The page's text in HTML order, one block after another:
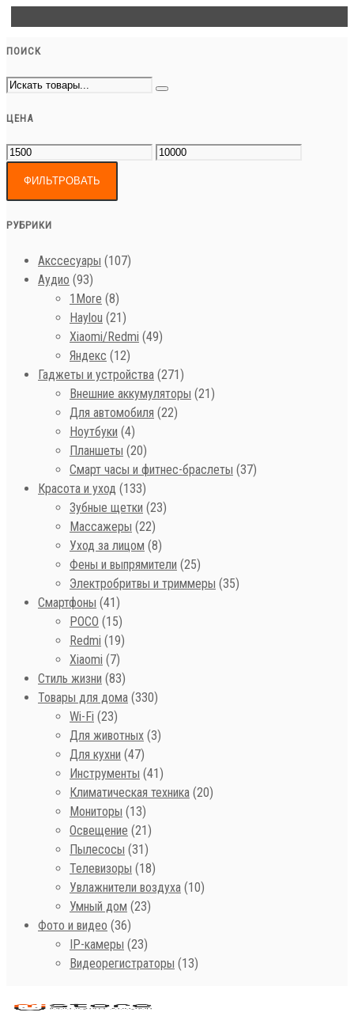
ПОИСК
ЦЕНА
ФИЛЬТРОВАТЬ
РУБРИКИ
Акссесуары (107)
Аудио (93)
1More (8)
Haylou (21)
Xiaomi/Redmi (49)
Яндекс (12)
Гаджеты и устройства (271)
Внешние аккумуляторы (21)
Для автомобиля (22)
Ноутбуки (4)
Планшеты (20)
Смарт часы и фитнес-браслеты (37)
Красота и уход (133)
Зубные щетки (23)
Массажеры (22)
Уход за лицом (8)
Фены и выпрямители (25)
Электробритвы и триммеры (35)
Смартфоны (41)
POCO (15)
Redmi (19)
Xiaomi (7)
Стиль жизни (83)
Товары для дома (330)
Wi-Fi (23)
Для животных (3)
Для кухни (47)
Инструменты (41)
Климатическая техника (20)
Мониторы (13)
Освещение (21)
Пылесосы (31)
Телевизоры (18)
Увлажнители воздуха (10)
Умный дом (23)
Фото и видео (36)
IP-камеры (23)
Видеорегистраторы (13)